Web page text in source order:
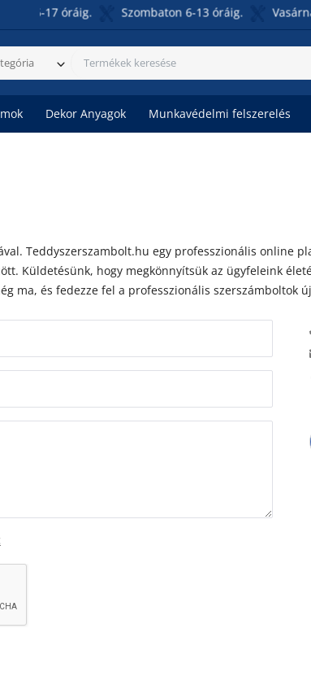
6-17 óráig. Szombaton 6-13 óráig. Vasárnap:
Dekor Anyagok Munkavédelmi felszerelés
Teddyszerszambolt.hu egy professzionális online
Küldetésünk, hogy megkönnyítsük az ügyfeleink
ma, és fedezze fel a professzionális szerszámboltok